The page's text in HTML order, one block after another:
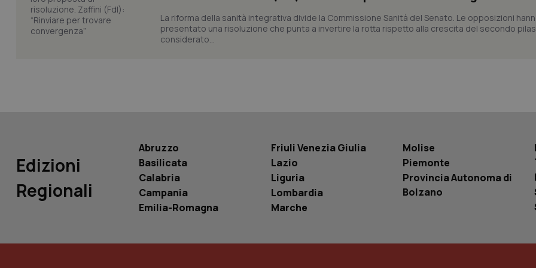
La riforma della sanità integrativa divide la Commissione Sanità del Senato. Le opposizioni
presentato una risoluzione che punta a invertire la rotta rispetto alla crescita del secondo
considerato...
Edizioni
Regionali
Abruzzo
Basilicata
Calabria
Campania
Emilia-Romagna
Friuli Venezia Giulia
Lazio
Liguria
Lombardia
Marche
Molise
Piemonte
Provincia Autonoma di
Bolzano
correttamente.
tracking-enable
Questo cookie è impostato
generato in modo casuale
cliente. È incluso in ogni
sito e utilizzato per calcolare i
PHP.net
www.quotidianosanita.it
Sessione
Cookie generato da applicazioni
linguaggio PHP. Si tratta di un
generico utilizzato per
sessione utente. Normalmente è
un utente tra le pagine.